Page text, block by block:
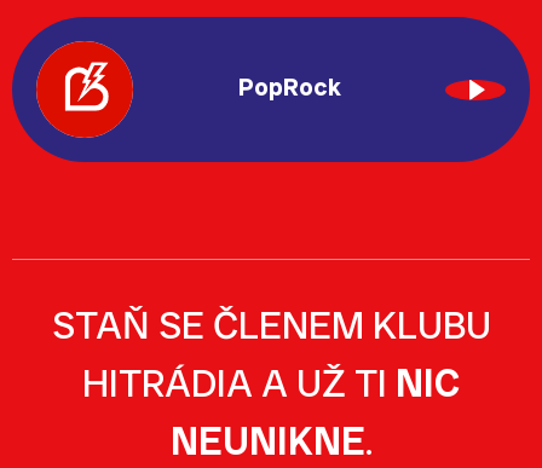
PopRock
STAŇ SE ČLENEM KLUBU
HITRÁDIA A UŽ TI NIC
NEUNIKNE.